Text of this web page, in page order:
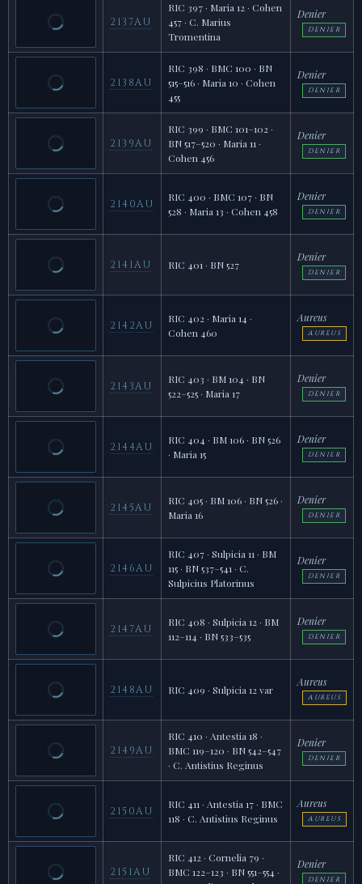
2137AU
RIC 397 · Maria 12 · Cohen
457 · C. Marius
Tromentina
Denier
DENIER
2138AU
RIC 398 · BMC 100 · BN
515–516 · Maria 10 · Cohen
455
Denier
DENIER
2139AU
RIC 399 · BMC 101–102 ·
BN 517–520 · Maria 11 ·
Cohen 456
Denier
DENIER
2140AU
RIC 400 · BMC 107 · BN
528 · Maria 13 · Cohen 458
Denier
DENIER
2141AU RIC 401 · BN 527
Denier
DENIER
2142AU
RIC 402 · Maria 14 ·
Cohen 460
Aureus
AUREUS
2143AU
RIC 403 · BM 104 · BN
522–525 · Maria 17
Denier
DENIER
2144AU
RIC 404 · BM 106 · BN 526
· Maria 15
Denier
DENIER
2145AU
RIC 405 · BM 106 · BN 526 ·
Maria 16
Denier
DENIER
2146AU
RIC 407 · Sulpicia 11 · BM
115 · BN 537–541 · C.
Sulpicius Platorinus
Denier
DENIER
2147AU
RIC 408 · Sulpicia 12 · BM
112–114 · BN 533–535
Denier
DENIER
2148AU RIC 409 · Sulpicia 12 var
Aureus
AUREUS
2149AU
RIC 410 · Antestia 18 ·
BMC 119–120 · BN 542–547
· C. Antistius Reginus
Denier
DENIER
2150AU
RIC 411 · Antestia 17 · BMC
118 · C. Antistius Reginus
Aureus
AUREUS
2151AU
RIC 412 · Cornelia 79 ·
BMC 122–123 · BN 551–554 ·
Denier
DENIER